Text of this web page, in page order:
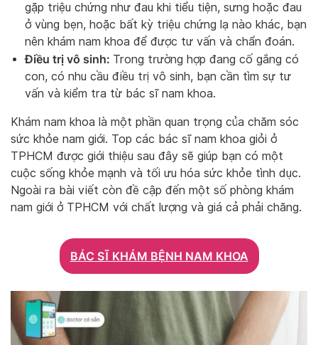
gặp triệu chứng như đau khi tiểu tiện, sưng hoặc đau
ở vùng bẹn, hoặc bất kỳ triệu chứng lạ nào khác, bạn
nên khám nam khoa để được tư vấn và chẩn đoán.
Điều trị vô sinh: Trong trường hợp đang cố gắng có
con, có nhu cầu điều trị vô sinh, bạn cần tìm sự tư
vấn và kiểm tra từ bác sĩ nam khoa.
Khám nam khoa là một phần quan trọng của chăm sóc
sức khỏe nam giới. Top các bác sĩ nam khoa giỏi ở
TPHCM được giới thiệu sau đây sẽ giúp bạn có một
cuộc sống khỏe mạnh và tối ưu hóa sức khỏe tình dục.
Ngoài ra bài viết còn đề cập đến một số phòng khám
nam giới ở TPHCM với chất lượng và giá cả phải chăng.
BÁC SĨ KHÁM BỆNH NAM KHOA